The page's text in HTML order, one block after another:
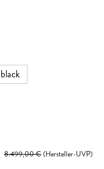
jedem Trail. Newmen
Magura Gustav Pro
sorgen für
wie bergab.
ist zurzeit nicht verfügbar.)
Regulärer Preis:
8.499,00 €(Hersteller-UVP)